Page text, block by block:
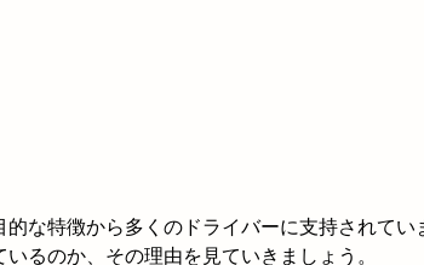
的な特徴から多くのドライバーに支持されてい
るのか、その理由を見ていきましょう。